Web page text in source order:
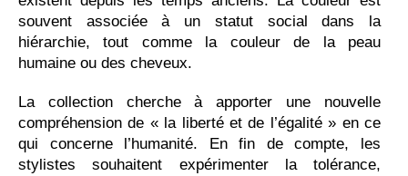
souvent associée à un statut social dans la
hiérarchie, tout comme la couleur de la peau
humaine ou des cheveux.
La collection cherche à apporter une nouvelle
compréhension de « la liberté et de l’égalité » en ce
qui concerne l’humanité. En fin de compte, les
stylistes souhaitent expérimenter la tolérance,